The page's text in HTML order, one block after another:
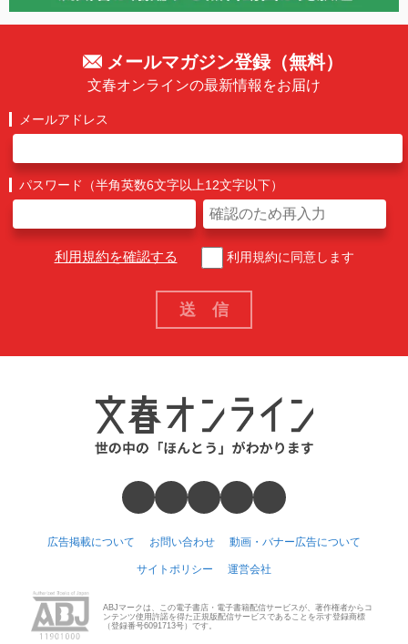
メールマガジン登録（無料）
文春オンラインの最新情報をお届け
メールアドレス
パスワード（半角英数6文字以上12文字以下）
利用規約を確認する 利用規約に同意します
広告掲載について お問い合わせ 動画・バナー広告について
サイトポリシー 運営会社
ABJマークは、この電子書店・電子書籍配信サービスが、著作権者からコ
ンテンツ使用許諾を得た正規版配信サービスであることを示す登録商標
（登録番号6091713号）です。